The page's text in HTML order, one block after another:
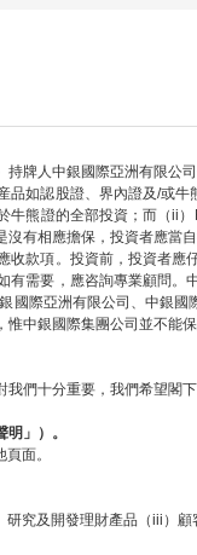
牌人中銀國際亞洲有限公
如認股證、界內證及/或
熊證的全部投資；而（ii
有相應擔保，投資者應
款項。投資前，投資者
需要，應咨詢專業顧問
國際亞洲有限公司、中銀
中銀國際集團公司並不能
們十分重要，我們希望閣
」）。
面。
究及開發理財產品（iii）